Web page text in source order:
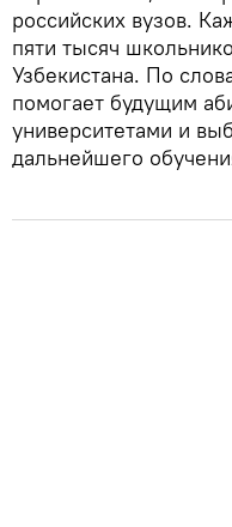
российских вузов.
пяти тысяч
Узбекистана. По
помогает будущим
университетами и
дальнейшего